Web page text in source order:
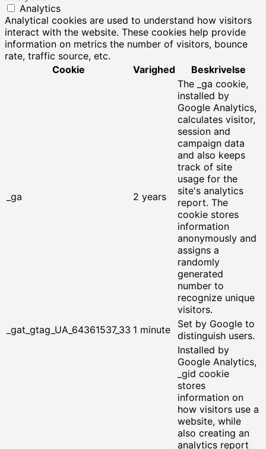
Analytics
Analytical cookies are used to understand how visitors
interact with the website. These cookies help provide
information on metrics the number of visitors, bounce
rate, traffic source, etc.
Cookie
Varighed Beskrivelse
_ga 2 years
The _ga cookie,
installed by
Google Analytics,
calculates visitor,
session and
campaign data
and also keeps
track of site
usage for the
site's analytics
report. The
cookie stores
information
anonymously and
assigns a
randomly
generated
number to
recognize unique
visitors.
_gat_gtag_UA_64361537_33 1 minute
Set by Google to
distinguish users.
Installed by
Google Analytics,
_gid cookie
stores
information on
how visitors use a
website, while
also creating an
analytics report